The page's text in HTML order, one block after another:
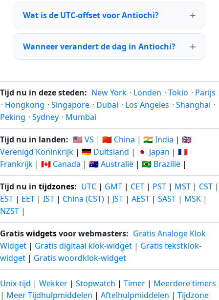
Wat is de UTC-offset voor Antiochi?
Wanneer verandert de dag in Antiochi?
Tijd nu in deze steden: New York · Londen · Tokio · Parijs
· Hongkong · Singapore · Dubai · Los Angeles · Shanghai ·
Peking · Sydney · Mumbai
Tijd nu in landen: 🇺🇸 VS | 🇨🇳 China | 🇮🇳 India | 🇬🇧
Verenigd Koninkrijk | 🇩🇪 Duitsland | 🇯🇵 Japan | 🇫🇷
Frankrijk | 🇨🇦 Canada | 🇦🇺 Australië | 🇧🇷 Brazilië |
Tijd nu in tijdzones: UTC | GMT | CET | PST | MST | CST |
EST | EET | IST | China (CST) | JST | AEST | SAST | MSK |
NZST |
Gratiswidgetsvoor webmasters: Gratis Analoge Klok
Widget | Gratis digitaal klok-widget | Gratis tekstklok-
widget | Gratis woordklok-widget
Unix-tijd | Wekker | Stopwatch | Timer | Meerdere timers
| Meer Tijdhulpmiddelen | Aftelhulpmiddelen | Tijdzone